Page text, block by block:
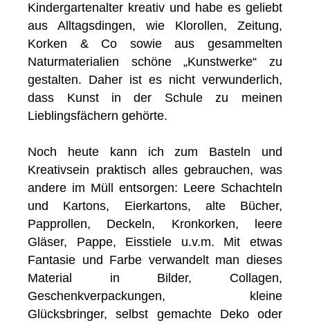
Kindergartenalter kreativ und habe es geliebt
aus Alltagsdingen, wie Klorollen, Zeitung,
Korken & Co sowie aus gesammelten
Naturmaterialien schöne „Kunstwerke“ zu
gestalten. Daher ist es nicht verwunderlich,
dass Kunst in der Schule zu meinen
Lieblingsfächern gehörte.
Noch heute kann ich zum Basteln und
Kreativsein praktisch alles gebrauchen, was
andere im Müll entsorgen: Leere Schachteln
und Kartons, Eierkartons, alte Bücher,
Papprollen, Deckeln, Kronkorken, leere
Gläser, Pappe, Eisstiele u.v.m. Mit etwas
Fantasie und Farbe verwandelt man dieses
Material in Bilder, Collagen,
Geschenkverpackungen, kleine
Glücksbringer, selbst gemachte Deko oder